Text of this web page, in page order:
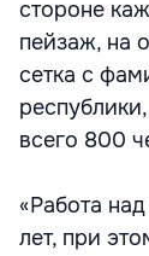
стороне
пейзаж, на
сетка с
всего 800
«Работа
лет, при